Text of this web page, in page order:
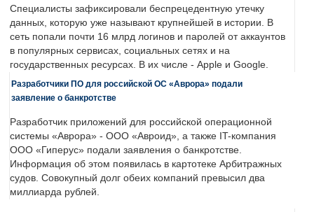
Специалисты зафиксировали беспрецедентную утечку
данных, которую уже называют крупнейшей в истории. В
сеть попали почти 16 млрд логинов и паролей от аккаунтов
в популярных сервисах, социальных сетях и на
государственных ресурсах. В их числе - Apple и Google.
Разработчики ПО для российской ОС «Аврора» подали
заявление о банкротстве
Разработчик приложений для российской операционной
системы «Аврора» - ООО «Авроид», а также IT-компания
ООО «Гиперус» подали заявления о банкротстве.
Информация об этом появилась в картотеке Арбитражных
судов. Совокупный долг обеих компаний превысил два
миллиарда рублей.